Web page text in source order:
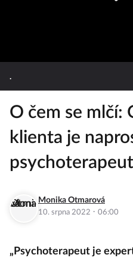
.
O čem se mlčí:
klienta je
Monika Otmarová
10. srpna 2022 · 06:00
„Psychoterapeut je